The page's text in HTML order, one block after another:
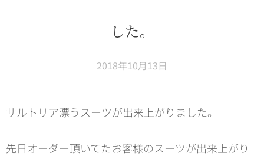
した。
2018年10月13日
サルトリア漂うスーツが出来上がりました。
先日オーダー頂いてたお客様のスーツが出来上がり